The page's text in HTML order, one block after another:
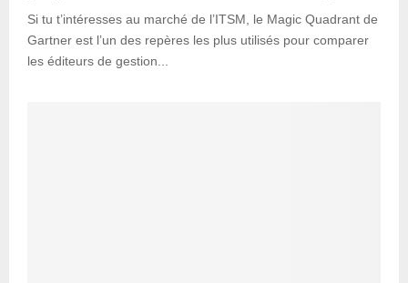
Si tu t’intéresses au marché de l’ITSM, le Magic Quadrant de
Gartner est l’un des repères les plus utilisés pour comparer
les éditeurs de gestion...